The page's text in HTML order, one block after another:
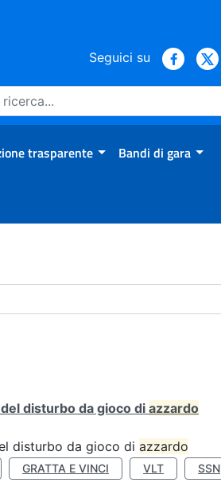
Seguici su
trasparente Bandi di gara
disturbo da gioco di azzardo
disturbo da gioco di azzardo
GRATTA E VINCI VLT SSN